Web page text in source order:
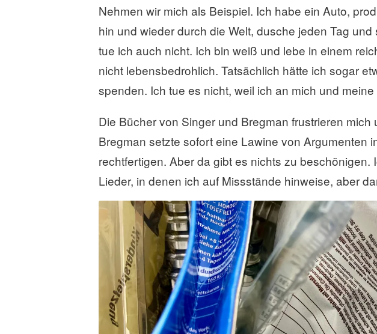
Nehmen wir mich als Beispiel. Ich habe ein Auto,
hin und wieder durch die Welt, dusche jeden Tag
tue ich auch nicht. Ich bin weiß und lebe in einem
nicht lebensbedrohlich. Tatsächlich hätte ich sogar
spenden. Ich tue es nicht, weil ich an mich und
Die Bücher von Singer und Bregman frustrieren
Bregman setzte sofort eine Lawine von Argumenten
rechtfertigen. Aber da gibt es nichts zu beschönigen.
Lieder, in denen ich auf Missstände hinweise, aber